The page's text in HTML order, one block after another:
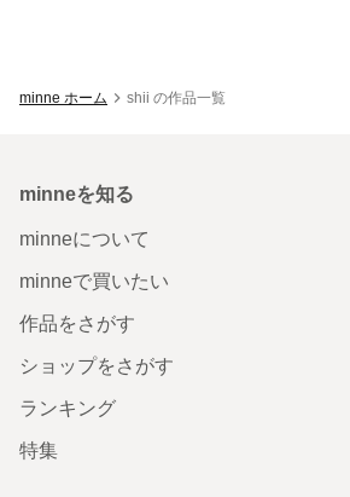
minne ホーム shii の作品一覧
minneを知る
minneについて
minneで買いたい
作品をさがす
ショップをさがす
ランキング
特集